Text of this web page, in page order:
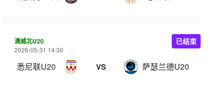
澳威北U20
2026-05-31 14:30
悉尼联U20 VS 萨瑟兰德U20
已结束